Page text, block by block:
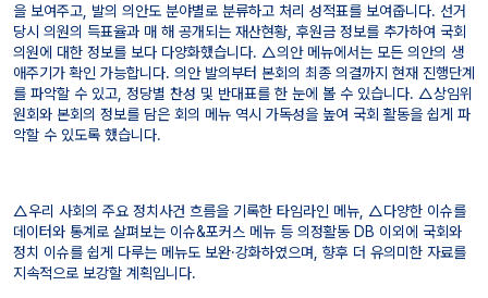
을 보여주고, 발의 의안도 분야별로 분류하고 처리 성적표를 보여줍니다. 선거
당시 의원의 득표율과 매 해 공개되는 재산현황, 후원금 정보를 추가하여 국회
의원에 대한 정보를 보다 다양화했습니다. △의안 메뉴에서는 모든 의안의 생
애주기가 확인 가능합니다. 의안 발의부터 본회의 최종 의결까지 현재 진행단계
를 파악할 수 있고, 정당별 찬성 및 반대표를 한 눈에 볼 수 있습니다. △상임위
원회와 본회의 정보를 담은 회의 메뉴 역시 가독성을 높여 국회 활동을 쉽게 파
악할 수 있도록 했습니다.
△우리 사회의 주요 정치사건 흐름을 기록한 타임라인 메뉴, △다양한 이슈를
데이터와 통계로 살펴보는 이슈&포커스 메뉴 등 의정활동 DB 이외에 국회와
정치 이슈를 쉽게 다루는 메뉴도 보완·강화하였으며, 향후 더 유의미한 자료를
지속적으로 보강할 계획입니다.